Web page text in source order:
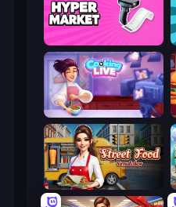
Hypermarket 3D
Cooking Live
Street Food Simulator